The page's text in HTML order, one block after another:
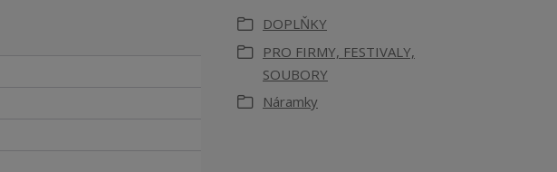
DOPLŇKY
PRO FIRMY, FESTIVALY,
SOUBORY
Náramky